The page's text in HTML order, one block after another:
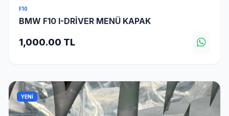
F10
BMW F10 I-DRİVER MENÜ KAPAK
1,000.00 TL
YENİ